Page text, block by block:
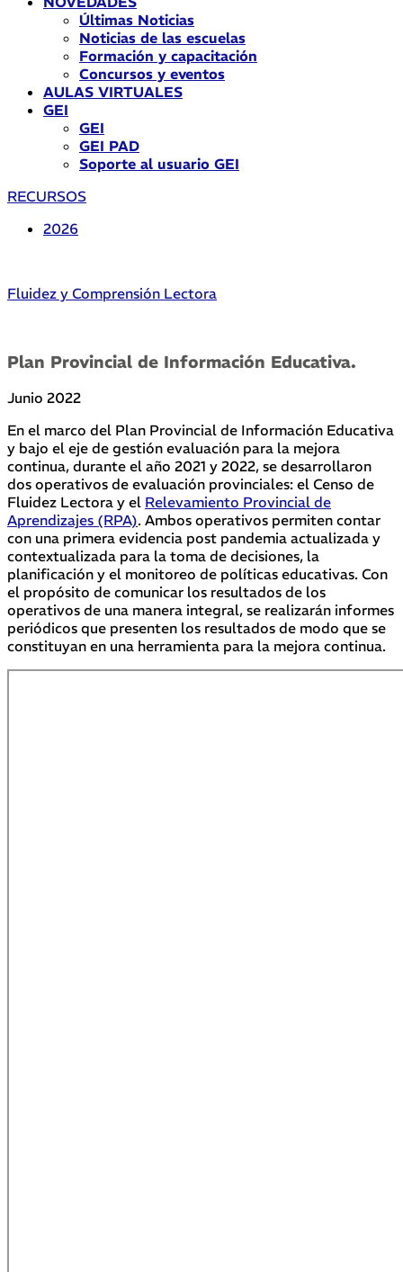
Últimas Noticias
Noticias de las escuelas
Formación y capacitación
Concursos y eventos
AULAS VIRTUALES
GEI
GEI
GEI PAD
Soporte al usuario GEI
RECURSOS
2026
Fluidez y Comprensión Lectora
Plan Provincial de Información Educativa.
Junio 2022
En el marco del Plan Provincial de Información Educativa
y bajo el eje de gestión evaluación para la mejora
continua, durante el año 2021 y 2022, se desarrollaron
dos operativos de evaluación provinciales: el Censo de
Fluidez Lectora y el Relevamiento Provincial de
Aprendizajes (RPA). Ambos operativos permiten contar
con una primera evidencia post pandemia actualizada y
contextualizada para la toma de decisiones, la
planificación y el monitoreo de políticas educativas. Con
el propósito de comunicar los resultados de los
operativos de una manera integral, se realizarán informes
periódicos que presenten los resultados de modo que se
constituyan en una herramienta para la mejora continua.